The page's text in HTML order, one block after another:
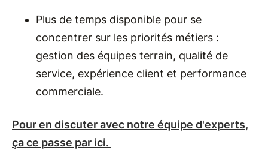
Plus de temps disponible pour se
concentrer sur les priorités métiers :
gestion des équipes terrain, qualité de
service, expérience client et performance
commerciale.
Pour en discuter avec notre équipe d'experts,
ça ce passe par ici.